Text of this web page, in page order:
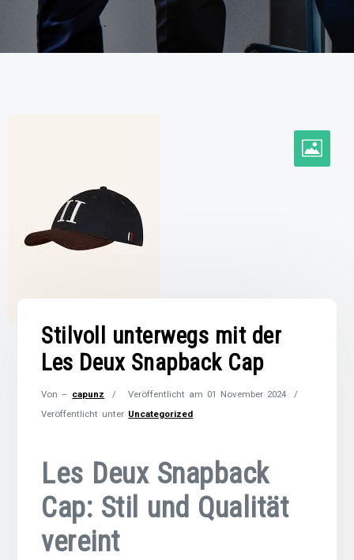
Stilvoll unterwegs mit der
Les Deux Snapback Cap
Von – capunz Veröffentlicht am 01 November 2024
Veröffentlicht unter Uncategorized
Les Deux Snapback
Cap: Stil und Qualität
vereint